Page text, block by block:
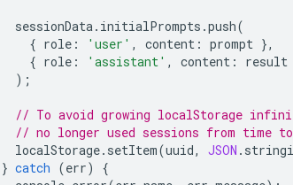
sessionData. initialPrompts .push(
{ role : 'user' , content : prompt },
{ role : 'assistant' , content : result
);
// To avoid growing localStorage
// no longer used sessions from time
localStorage. setItem(uuid, JSON .
} catch (err)
{